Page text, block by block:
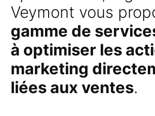
Veymont vous
gamme de
à optimiser les
marketing
liées aux ventes.